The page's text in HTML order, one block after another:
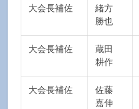
大会長補佐
緒方
勝也
大会長補佐
蔵田
耕作
大会長補佐
佐藤
嘉伸